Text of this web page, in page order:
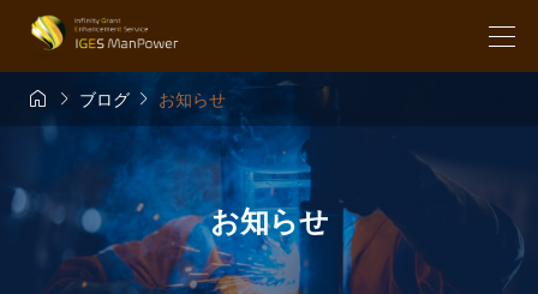
  ブログ  お知らせ
お知らせ